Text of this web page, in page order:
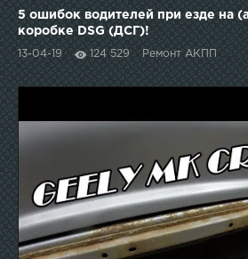
5 ошибок водителей при езде на
коробке DSG (ДСГ)!
13-04-19 124 529 Ремонт АКПП